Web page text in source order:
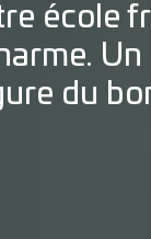
école
du